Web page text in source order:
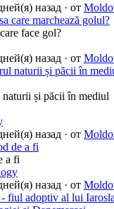
назад · от
care marchează golul?
face gol?
назад · от
naturii și păcii în
naturii și păcii în mediul
назад · от
de a fi
a fi
назад · от
fiul adoptiv al lui